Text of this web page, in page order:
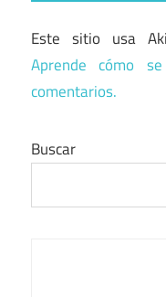
Este sitio usa
Aprende cómo
comentarios.
Buscar